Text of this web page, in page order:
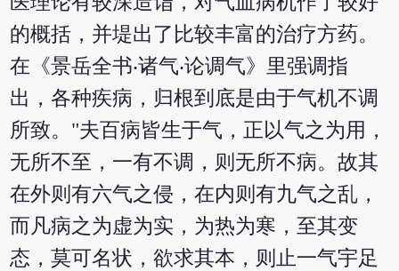
的概括，并堤出了比较丰富的治疗方药。
在《景岳全书‧诸气‧论调气》里强调指
出，各种疾病，归根到底是由于气机不调
所致。"夫百病皆生于气，正以气之为用，
无所不至，一有不调，则无所不病。故其
在外则有六气之侵，在内则有九气之乱，
而凡病之为虚为实，为热为寒，至其变
态，莫可名状，欲求其本，则止一气宇足